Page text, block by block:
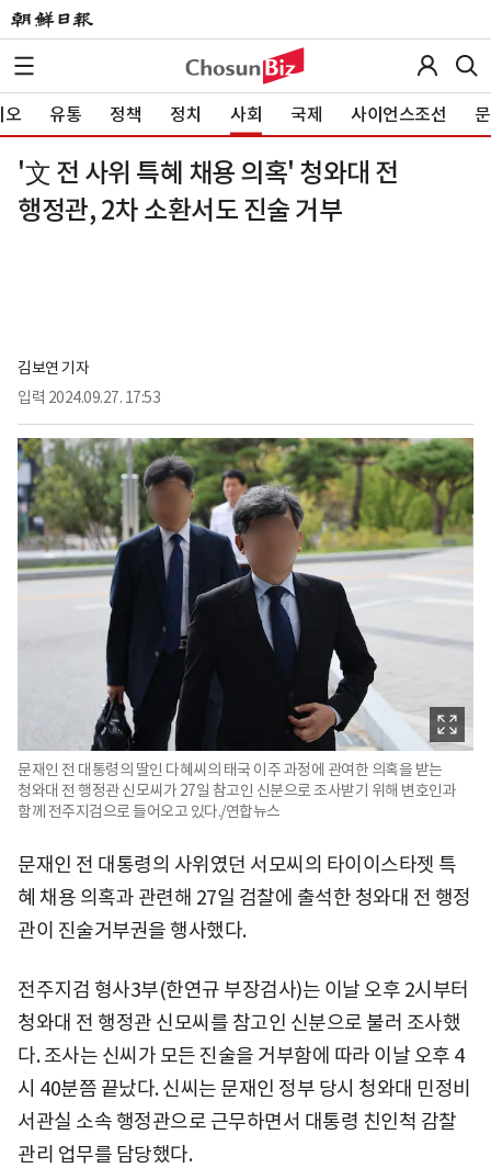
오 유통 정책 정치 사회 국제 사이언스조선
'文 전 사위 특혜 채용 의혹' 청와대 전
행정관, 2차 소환서도 진술 거부
김보연 기자
입력 2024.09.27. 17:53
문재인 전 대통령의 딸인 다혜씨의 태국 이주 과정에 관여한 의혹을 받는
청와대 전 행정관 신모씨가 27일 참고인 신분으로 조사받기 위해 변호인과
함께 전주지검으로 들어오고 있다./연합뉴스
문재인 전 대통령의 사위였던 서모씨의 타이이스타젯 특
혜 채용 의혹과 관련해 27일 검찰에 출석한 청와대 전 행정
관이 진술거부권을 행사했다.
전주지검 형사3부(한연규 부장검사)는 이날 오후 2시부터
청와대 전 행정관 신모씨를 참고인 신분으로 불러 조사했
다. 조사는 신씨가 모든 진술을 거부함에 따라 이날 오후 4
시 40분쯤 끝났다. 신씨는 문재인 정부 당시 청와대 민정비
서관실 소속 행정관으로 근무하면서 대통령 친인척 감찰
관리 업무를 담당했다.